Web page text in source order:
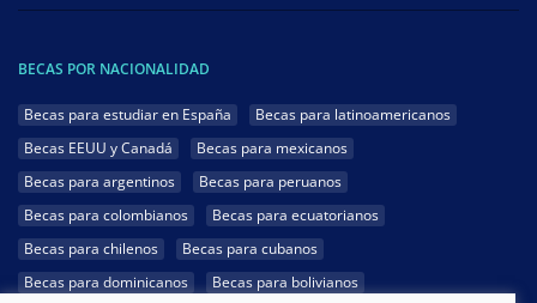
BECAS POR NACIONALIDAD
Becas para estudiar en España
Becas para latinoamericanos
Becas EEUU y Canadá
Becas para mexicanos
Becas para argentinos
Becas para peruanos
Becas para colombianos
Becas para ecuatorianos
Becas para chilenos
Becas para cubanos
Becas para dominicanos
Becas para bolivianos